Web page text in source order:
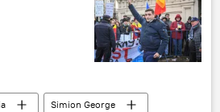
Simion George